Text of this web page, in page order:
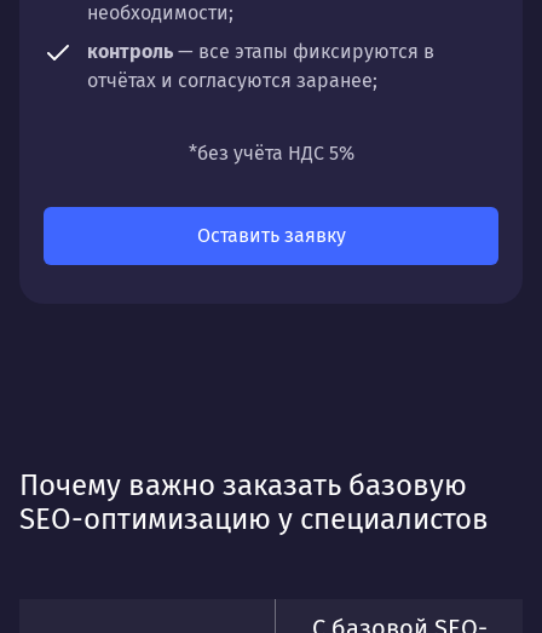
необходимости;
контроль — все этапы фиксируются в
отчётах и согласуются заранее;
направлений: стратегии, настройки,
*без учёта НДС 5%
Оставить заявку
Почему важно заказать базовую
SEO-оптимизацию у специалистов